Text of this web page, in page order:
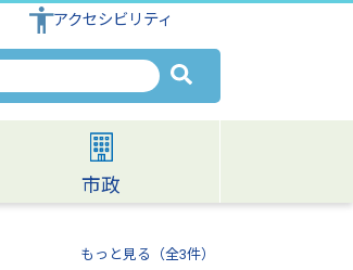
アクセシビリティ
市政
もっと見る（全3件）